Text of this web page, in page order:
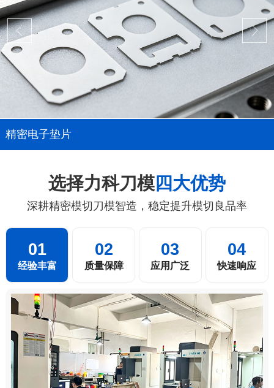
精密电子垫片
选择力科刀模四大优势
深耕精密模切刀模智造，稳定提升模切良品率
01
经验丰富
02
质量保障
03
应用广泛
04
快速响应